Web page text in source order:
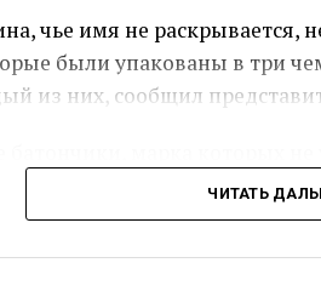
чье имя не раскрывается,
были упакованы в три
из них, сообщил
либо уничтожены.ЧИТАТЬ